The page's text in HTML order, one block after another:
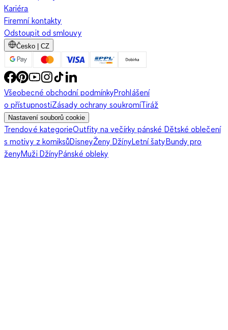
Kariéra
Firemní kontakty
Odstoupit od smlouvy
Česko | CZ
Všeobecné obchodní podmínkyProhlášení
o přístupnostiZásady ochrany soukromíTiráž
Nastavení souborů cookie
Trendové kategorieOutfity na večírky pánské Dětské oblečení
s motivy z komiksůDisneyŽeny DžínyLetní šatyBundy pro
ženyMuži DžínyPánské obleky